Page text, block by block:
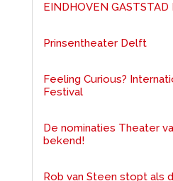
EINDHOVEN
Prinsentheater Delft
Feeling Curious?
Festival
De nominaties Theater
bekend!
Rob van Steen stopt als